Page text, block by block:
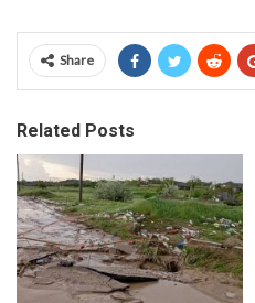
Share
Related Posts